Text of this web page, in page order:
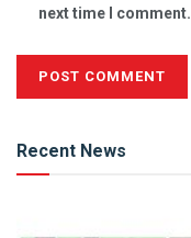
next time I comment.
Recent News